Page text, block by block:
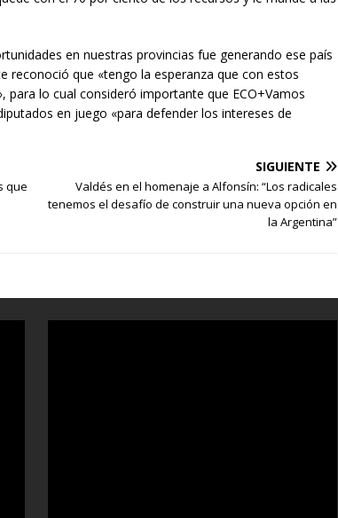
en nuestras provincias fue generando ese país
reconoció que «tengo la esperanza que con estos
lo cual consideró importante que ECO+Vamos
en juego «para defender los intereses de
que
SIGUIENTE
Valdés en el homenaje a Alfonsín: “Los radicales
tenemos el desafío de construir una nueva opción en
la Argentina”